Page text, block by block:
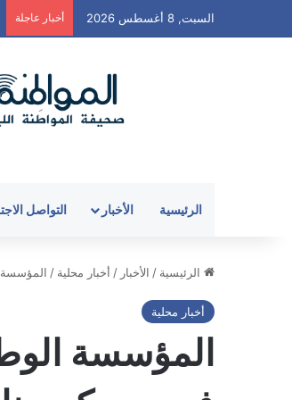
السبت, 8 أغسطس 2026 أخبار عاجلة
الرئيسية الأخبار التواصل
الرئيسية / الأخبار / أخبار محلية / المؤسسة
أخبار محلية
المؤسسة